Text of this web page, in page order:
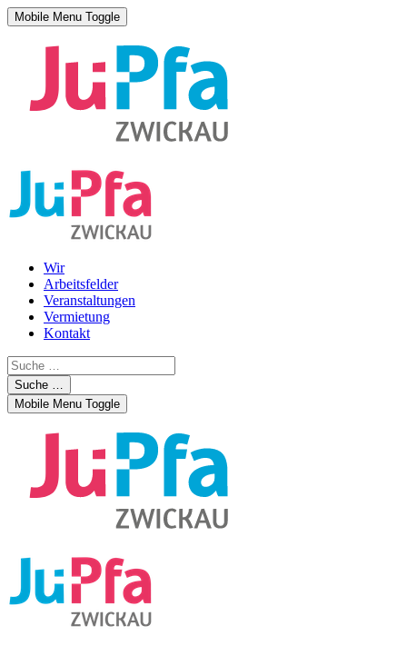
Mobile Menu Toggle
Wir
Arbeitsfelder
Veranstaltungen
Vermietung
Kontakt
Suche …
Mobile Menu Toggle